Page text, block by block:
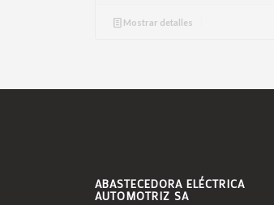
Mostrar detalles
ABASTECEDORA ELÉCTRICA
AUTOMOTRIZ SA